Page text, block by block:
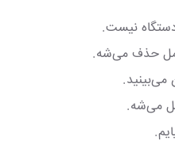
نیست.
حذف می‌شه.
می‌بینید.
می‌شه.